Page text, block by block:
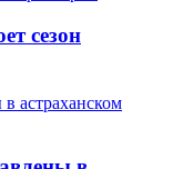
сезон